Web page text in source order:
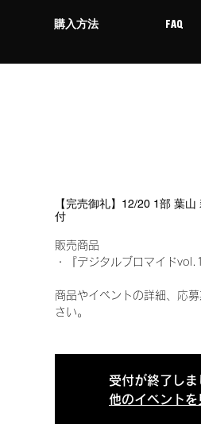
購入方法 FAQ
【完売御礼】12/20 1部 葉
付
販売商品
・『デジタルブロマイド
商品やイベントの詳細、応
さい。
受付が終了しま
他のイベントを